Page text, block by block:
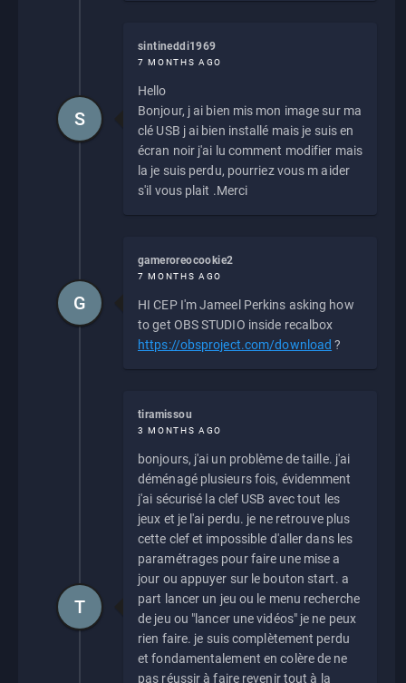
sintineddi1969
7 MONTHS AGO
Hello
Bonjour, j ai bien mis mon image sur ma
clé USB j ai bien installé mais je suis en
écran noir j'ai lu comment modifier mais
la je suis perdu, pourriez vous m aider
s'il vous plait .Merci
S
gameroreocookie2
7 MONTHS AGO
HI CEP I'm Jameel Perkins asking how
to get OBS STUDIO inside recalbox
https://obsproject.com/download ?
G
tiramissou
3 MONTHS AGO
bonjours, j'ai un problème de taille. j'ai
déménagé plusieurs fois, évidemment
j'ai sécurisé la clef USB avec tout les
jeux et je l'ai perdu. je ne retrouve plus
cette clef et impossible d'aller dans les
paramétrages pour faire une mise a
jour ou appuyer sur le bouton start. a
part lancer un jeu ou le menu recherche
de jeu ou "lancer une vidéos" je ne peux
rien faire. je suis complètement perdu
et fondamentalement en colère de ne
pas réussir à faire revenir tout à la
T